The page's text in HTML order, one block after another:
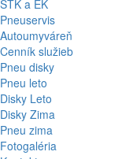
STK a EK
Pneuservis
Autoumyváreň
Cenník služieb
Pneu disky
Pneu leto
Disky Leto
Disky Zima
Pneu zima
Fotogaléria